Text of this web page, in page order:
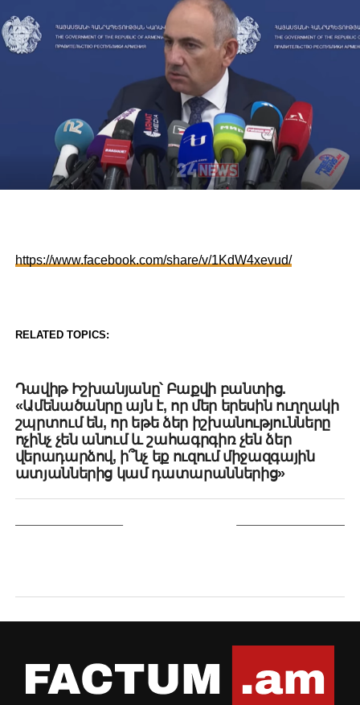
https://www.facebook.com/share/v/1KdW4xevud/
RELATED TOPICS:
Դավիթ Իշխանյանը՝ Բաքվի բանտից.
«Ամենածանրը այն է, որ մեր երեսին ուղղակի
շպրտում են, որ եթե ձեր իշխանությունները
ոչինչ չեն անում և շահագրգիռ չեն ձեր
վերադարձով, ի՞նչ եք ուզում միջազգային
ատյաններից կամ դատարաններից»